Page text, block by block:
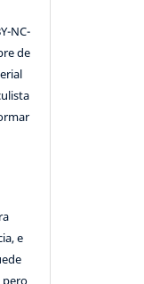
NC-
de
e